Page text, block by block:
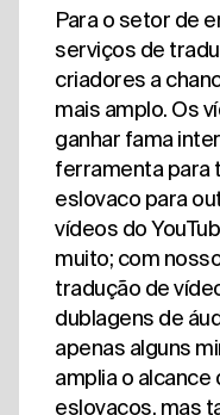
Para o setor de
serviços de
criadores a
mais amplo. Os
ganhar fama
ferramenta para
eslovaco para
vídeos do
muito; com
tradução de
dublagens de
apenas alguns
amplia o
eslovacos, mas